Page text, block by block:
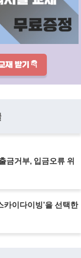
재 받기
금거부, 입금오류 위
카이다이빙’을 선택한